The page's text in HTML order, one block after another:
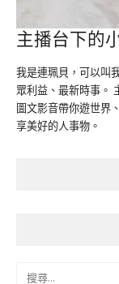
主播台下的
我是連珮貝，可以叫
眾利益、最新時事。
圖文影音帶你遊世界
享美好的人事物。